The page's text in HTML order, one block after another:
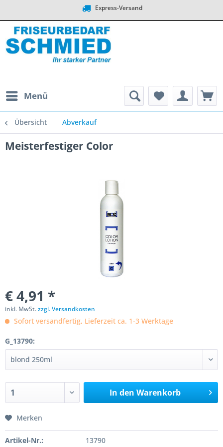
Express-Versand
Menü
Übersicht Abverkauf
Meisterfestiger Color
€ 4,91 *
inkl. MwSt.zzgl. Versandkosten
Sofort versandfertig, Lieferzeit ca. 1-3 Werktage
G_13790:
In den Warenkorb
Merken
Artikel-Nr.:
13790